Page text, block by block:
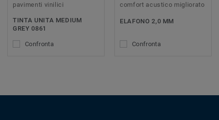
pavimenti vinilici
TINTA UNITA MEDIUM
GREY 0861
Confronta
comfort acustico migliorato
ELAFONO 2,0 MM
Confronta